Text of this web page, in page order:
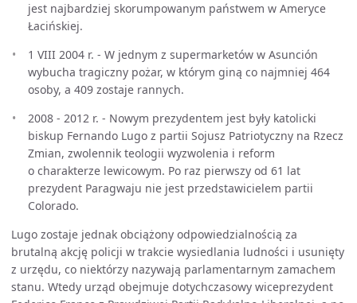
jest najbardziej skorumpowanym państwem w Ameryce
Łacińskiej.
1 VIII 2004 r. - W jednym z supermarketów w Asunción
wybucha tragiczny pożar, w którym giną co najmniej 464
osoby, a 409 zostaje rannych.
2008 - 2012 r. - Nowym prezydentem jest były katolicki
biskup Fernando Lugo z partii Sojusz Patriotyczny na Rzecz
Zmian, zwolennik teologii wyzwolenia i reform
o charakterze lewicowym. Po raz pierwszy od 61 lat
prezydent Paragwaju nie jest przedstawicielem partii
Colorado.
Lugo zostaje jednak obciążony odpowiedzialnością za
brutalną akcję policji w trakcie wysiedlania ludności i usunięty
z urzędu, co niektórzy nazywają parlamentarnym zamachem
stanu. Wtedy urząd obejmuje dotychczasowy wiceprezydent